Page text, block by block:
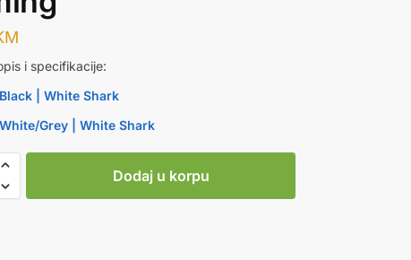
i specifikacije:
Black | White Shark
White/Grey | White Shark
Dodaj u korpu